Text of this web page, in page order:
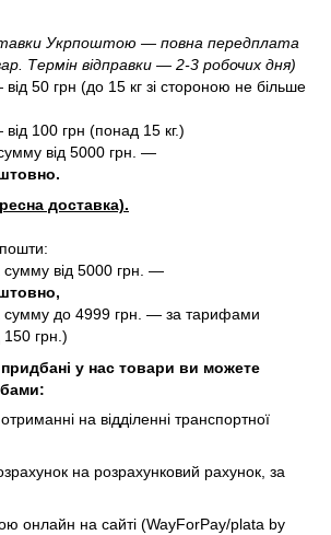
Укрпоштою — повна передплата
Термін відправки — 2-3 робочих дня)
50 грн (до 15 кг зі стороною не більше
100 грн (понад 15 кг.)
від 5000 грн. —
доставка).
сумму від 5000 грн. —
сумму до 4999 грн. — за тарифами
150 грн.)
у нас товари ви можете
на відділенні транспортної
на розрахунковий рахунок, за
онлайн на сайті (WayForPay/plata by